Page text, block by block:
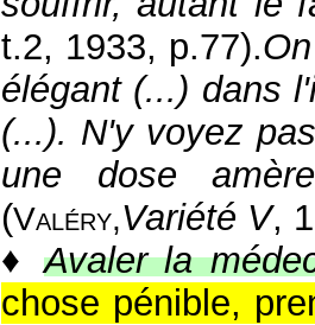
t.2, 1933, p.77).
élégant (...) dans
(...). N'y voyez
une dose
(Valéry,Variété V,
♦Avaler la
chose pénible,